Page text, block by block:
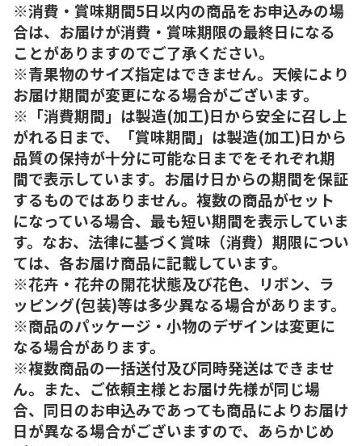
※消費・賞味期間5日以内の商品をお申込みの場
合は、お届けが消費・賞味期限の最終日になる
ことがありますのでご了承ください。
※青果物のサイズ指定はできません。天候により
お届け期間が変更になる場合がございます。
※「消費期間」は製造(加工)日から安全に召し上
がれる日まで、「賞味期間」は製造(加工)日から
品質の保持が十分に可能な日までをそれぞれ期
間で表示しています。お届け日からの期間を保証
するものではありません。複数の商品がセット
になっている場合、最も短い期間を表示していま
す。なお、法律に基づく賞味（消費）期限につい
ては、各お届け商品に記載しています。
※花卉・花弁の開花状態及び花色、リボン、ラ
ッピング(包装)等は多少異なる場合があります。
※商品のパッケージ・小物のデザインは変更に
なる場合があります。
※複数商品の一括送付及び同時発送はできませ
ん。また、ご依頼主様とお届け先様が同じ場
合、同日のお申込みであっても商品によりお届け
日が異なる場合がございますので、あらかじめ